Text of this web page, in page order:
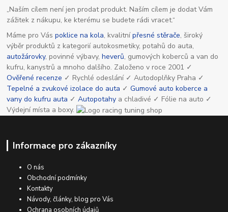
„Naším cílem není jen prodat produkt. Naším cílem je dodat Vám
zážitek z nákupu, ke kterému se budete rádi vracet.“
Máme pro Váspoklice na kola, kvalitnípřesné stěrače, široký
výběr produktů z kategorií autokosmetiky, potahů do auta,
autožárovky, povinné výbavy,heverů, gumových koberců a van do
kufru, kanystrů a mnoho dalšího. Založeno v roce 2001 ✓
Ověřené recenze ✓ Rychlé odeslání ✓ Autodoplňky Praha ✓
Tepelné a zvukové izolace do auta ✓Gumové auto koberce a
vany do kufru auta ✓Autopotahy a chladivé ✓ Fólie na auto ✓
Výdejní místa a boxy.
Informace pro zákazníky
O nás
Obchodní podmínky
Kontakty
Návody, články, blog pro Vás
Ochrana osobních údajů